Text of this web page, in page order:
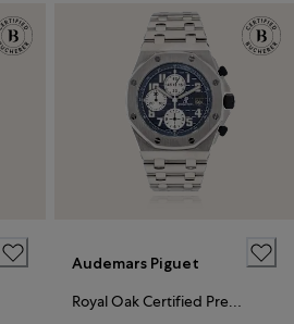
Audemars Piguet